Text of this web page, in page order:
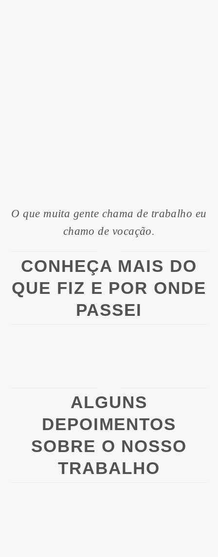
O que muita gente chama de trabalho eu
chamo de vocação.
CONHEÇA MAIS DO
QUE FIZ E POR ONDE
PASSEI
ALGUNS
DEPOIMENTOS
SOBRE O NOSSO
TRABALHO